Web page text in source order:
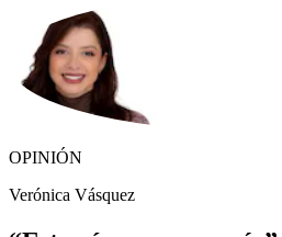
OPINIÓN
Verónica Vásquez